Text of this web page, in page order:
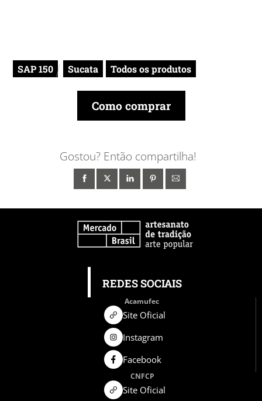
SAP 150 Sucata Todos os produtos
Como comprar
Gostou? Então compartilha!
REDES SOCIAIS
Acamufec
Site Oficial
Instagram
Facebook
CNFCP
Site Oficial